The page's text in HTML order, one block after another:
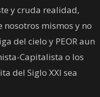
y cruda realidad,
nosotros mismos y no
del cielo y PEOR aun
Capitalista o los
del Siglo XXI sea